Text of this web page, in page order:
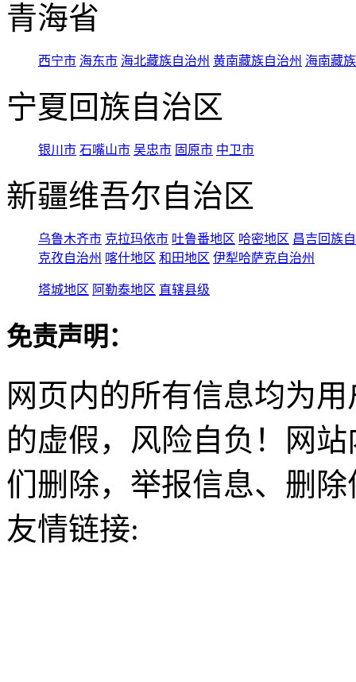
青海省
西宁市 海东市 海北藏族自治州 黄南藏族自治州 海南藏
宁夏回族自治区
银川市 石嘴山市 吴忠市 固原市 中卫市
新疆维吾尔自治区
乌鲁木齐市 克拉玛依市 吐鲁番地区 哈密地区 昌吉回族
克孜自治州 喀什地区 和田地区 伊犁哈萨克自治州
塔城地区 阿勒泰地区 直辖县级
免责声明：
网页内的所有信息均为
的虚假，风险自负！网
们删除，举报信息、删
友情链接: